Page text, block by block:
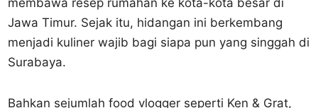
Jawa Timur. Sejak itu, hidangan ini berkembang
menjadi kuliner wajib bagi siapa pun yang singgah di
Surabaya.
Bahkan sejumlah food vlogger seperti Ken & Grat,